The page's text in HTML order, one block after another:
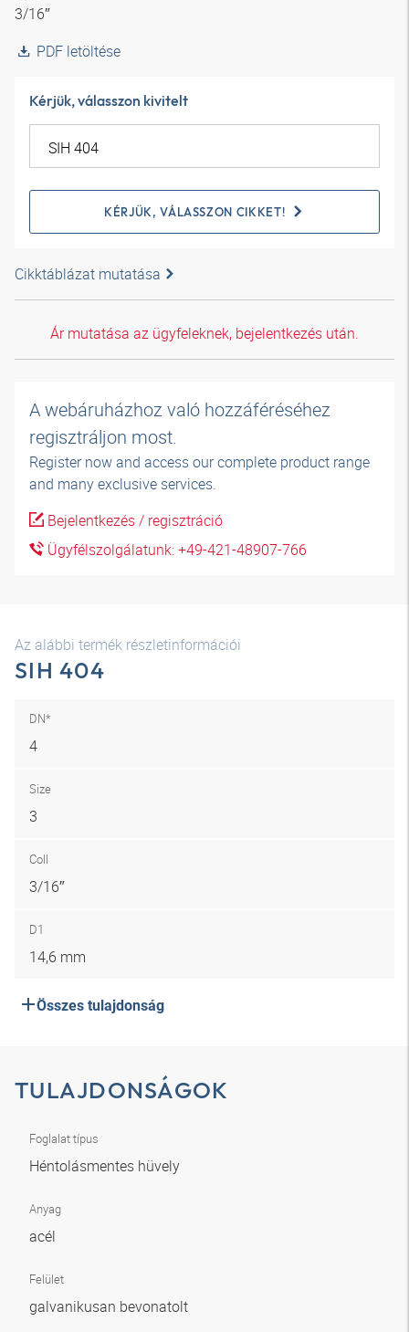
3/16″
PDF letöltése
Kérjük, válasszon kivitelt
KÉRJÜK, VÁLASSZON CIKKET!
Cikktáblázat mutatása
Ár mutatása az ügyfeleknek, bejelentkezés után.
A webáruházhoz való hozzáféréséhez
regisztráljon most.
Register now and access our complete product range
and many exclusive services.
Bejelentkezés / regisztráció
Ügyfélszolgálatunk: +49-421-48907-766
Az alábbi termék részletinformációi
SIH 404
DN*
4
Size
3
Coll
3/16″
D1
14,6 mm
Összes tulajdonság
TULAJDONSÁGOK
Foglalat típus
Héntolásmentes hüvely
Anyag
acél
Felület
galvanikusan bevonatolt